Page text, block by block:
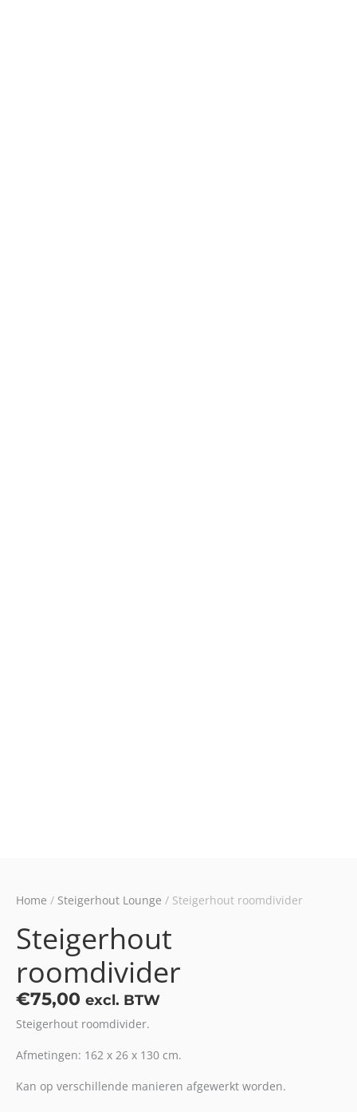
Home / Steigerhout Lounge / Steigerhout roomdivider
Steigerhout
roomdivider
€75,00 excl. BTW
Steigerhout roomdivider.
Afmetingen: 162 x 26 x 130 cm.
Kan op verschillende manieren afgewerkt worden.